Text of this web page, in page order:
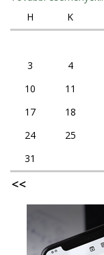
H
K
3
4
10
11
17
18
24
25
31